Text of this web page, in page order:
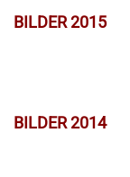
BILDER 2015
BILDER 2014